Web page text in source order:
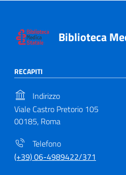
Biblioteca
RECAPITI
Indirizzo
Viale Castro Pretorio 105
00185, Roma
Telefono
(+39) 06-4989422/371